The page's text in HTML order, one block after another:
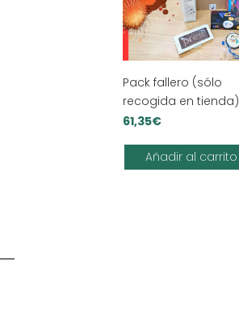
Pack fallero (sólo
recogida en tienda)
61,35€
Añadir al carrito